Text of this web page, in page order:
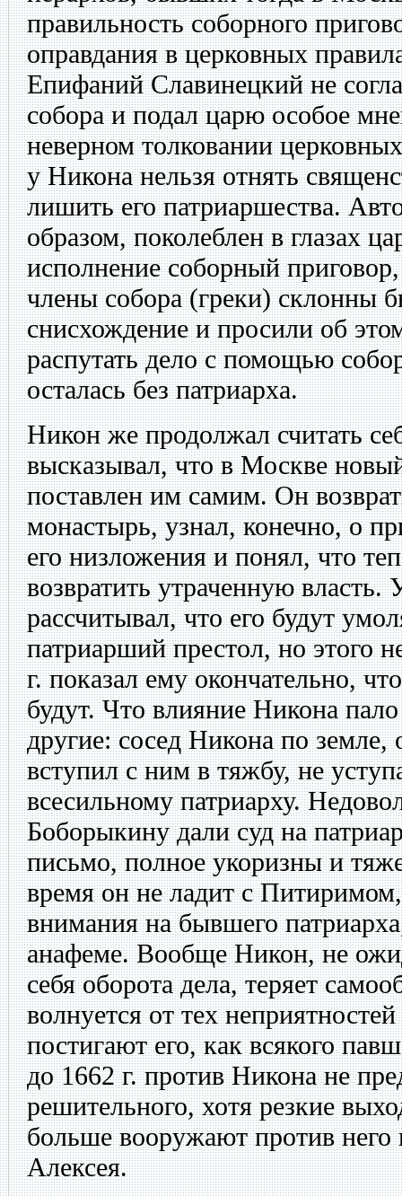
правильность соборного
оправдания в церковных
Епифаний Славинецкий не
собора и подал царю особое
неверном толковании
у Никона нельзя отнять
лишить его патриаршества.
образом, поколеблен в глазах
исполнение соборный
члены собора (греки) склонны
снисхождение и просили об
распутать дело с помощью
осталась без патриарха.
Никон же продолжал считать
высказывал, что в Москве
поставлен им самим. Он
монастырь, узнал, конечно, о
его низложения и понял, что
возвратить утраченную
рассчитывал, что его будут
патриарший престол, но этого
г. показал ему окончательно,
будут. Что влияние Никона
другие: сосед Никона по
вступил с ним в тяжбу, не
всесильному патриарху.
Боборыкину дали суд на
письмо, полное укоризны и
время он не ладит с
внимания на бывшего
анафеме. Вообще Никон, не
себя оборота дела, теряет
волнуется от тех
постигают его, как всякого
до 1662 г. против Никона не
решительного, хотя резкие
больше вооружают против него
Алексея.